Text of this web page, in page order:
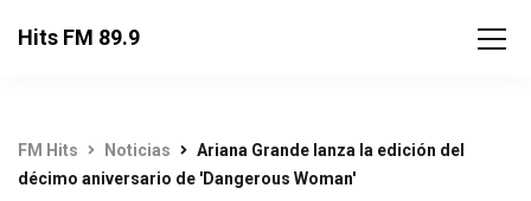
Hits FM 89.9
FM Hits Noticias
Ariana Grande lanza la edición del
décimo aniversario de 'Dangerous Woman'